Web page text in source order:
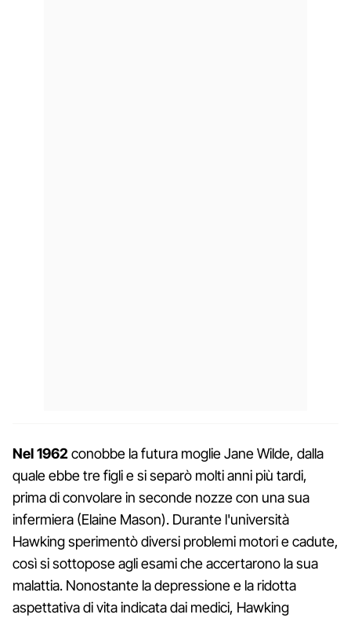
Nel 1962conobbe la futura moglie Jane Wilde, dalla
quale ebbe tre figli e si separò molti anni più tardi,
prima di convolare in seconde nozze con una sua
infermiera (Elaine Mason). Durante l'università
Hawking sperimentò diversi problemi motori e cadute,
così si sottopose agli esami che accertarono la sua
malattia. Nonostante la depressione e la ridotta
aspettativa di vita indicata dai medici, Hawking